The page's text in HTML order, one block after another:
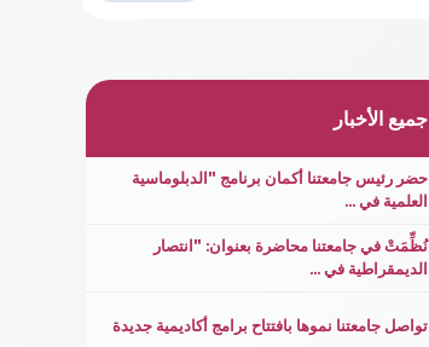
جميع الأخبار
حضر رئيس جامعتنا أكمان برنامج "الدبلوماسية
العلمية في ...
نُظِّمَتْ في جامعتنا محاضرة بعنوان: "انتصار
الديمقراطية في ...
تواصل جامعتنا نموها بافتتاح برامج أكاديمية جديدة